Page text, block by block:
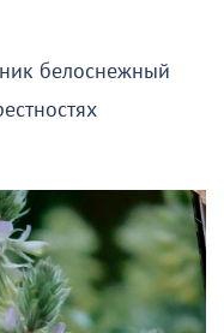
белоснежный